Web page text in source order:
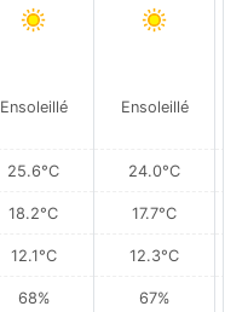
Ensoleillé
25.6°C
18.2°C
12.1°C
68%
Ensoleillé
24.0°C
17.7°C
12.3°C
67%